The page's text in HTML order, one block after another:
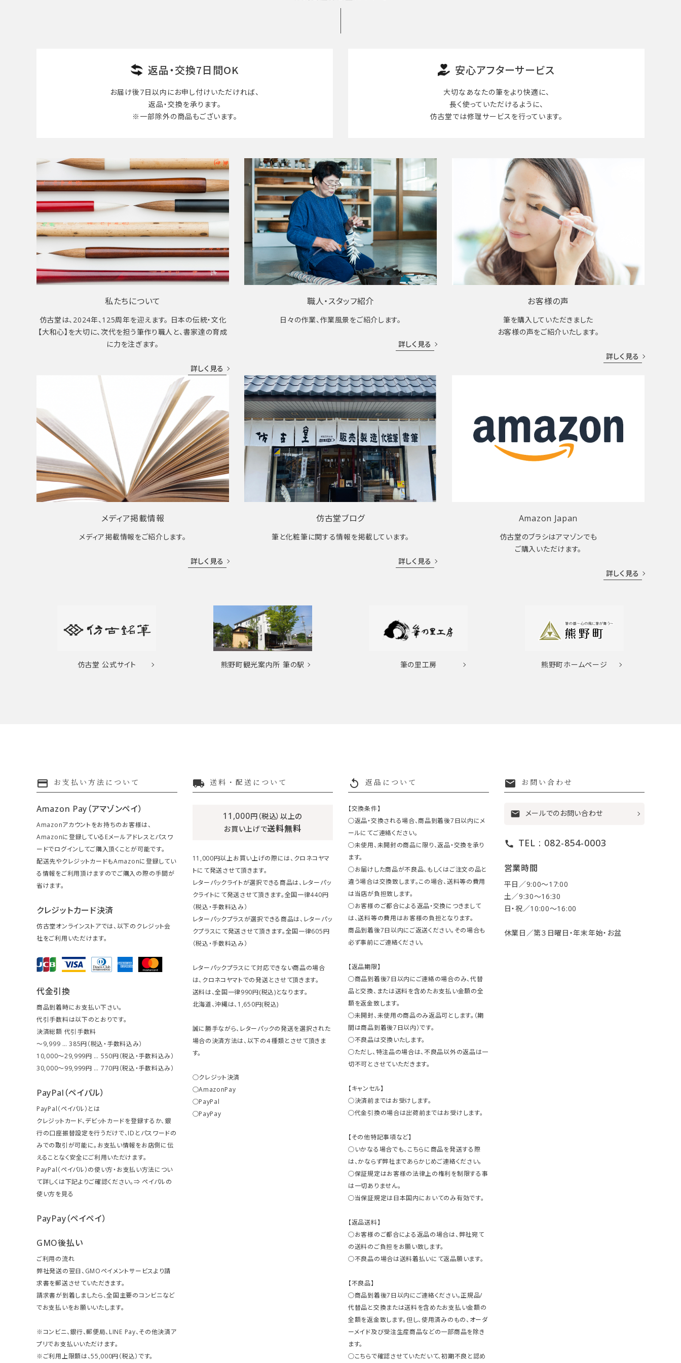
返品・交換7日間OK
お届け後7日以内にお申し付けいただければ、
返品・交換を承ります。
※一部除外の商品もございます。
安心アフターサービス
大切なあなたの筆をより快適に、
長く使って いただけるように、
仿古堂では修理サービスを行っています。
私たちについて
仿古堂は、2024年、125周年を迎えます。 日本の伝統・文化
【大和心】を大切に、次代を担う筆作り職人と、書家達の育成
に力を注ぎます。
詳しく見る
職人・スタッフ紹介
日々の作業、作業風景をご紹介します。
詳しく見る
お客様の声
筆を購入していただきました
お客様の声をご紹介いたします。
詳しく見る
メディア掲載情報
メディア掲載情報をご紹介します。
詳しく見る
仿古堂ブログ
筆と化粧筆に関する情報を掲載しています。
詳しく見る
Amazon Japan
仿古堂のブラシはアマゾンでも
ご購入いただけます。
詳しく見る
仿古堂 公式サイト 熊野町観光案内所 筆の駅 筆の里工房 熊野町ホームページ
payment お支払い方法について
Amazon Pay（アマゾンペイ）
Amazonアカウントをお持ちのお客様は、
Amazonに登録しているEメールアドレスとパスワ
ードでログインしてご購入頂くことが可能です。
配送先やクレジットカードもAmazonに登録してい
る情報をご利用頂けますのでご購入の際の手間が
省けます。
クレジットカード決済
仿古堂オンラインストアでは、以下のクレジット会
社をご利用いただけます。
代金引換
商品到着時にお支払い下さい。
代引手数料は以下のとおりです。
決済総額 代引手数料
～9,999 … 385円（税込・手数料込み）
10,000～29,999円 … 550円（税込・手数料込み）
30,000～99,999円 … 770円（税込・手数料込み）
PayPal（ペイパル）
PayPal（ペイパル）とは
クレジットカード、デビットカードを登録するか、銀
行の口座振替設定を行うだけで、IDとパスワードの
みでの取引が可能に。お支払い情報をお店側に伝
えることなく安全にご利用いただけます。
PayPal（ペイパル）の使い方・お支払い方法につい
て詳しくは下記よりご確認ください。⇒ ペイパルの
使い方を見る
PayPay（ペイペイ）
GMO後払い
ご利用の流れ
弊社発送の翌日、GMOペイメントサービスより請
求書を郵送させていただきます。
請求書が到着しましたら、全国主要のコンビニなど
でお支払いをお願いいたします。
※コンビニ、銀行、郵便局、LINE Pay、その他決済ア
プリでお支払いいただけます。
※ご利用上限額は、55,000円（税込）です。
local_shipping 送料・配送について
11,000円（税込）以上の
お買い上げで送料無料
11,000円以上お買い上げの際には、クロネコヤマ
トにて発送させて頂きます。
レターパックライトが選択できる商品は、レターパッ
クライトにて発送させて頂きます。全国一律440円
（税込・手数料込み）
レターパックプラスが選択できる商品は、レターパッ
クプラスにて発送させて頂きます。全国一律605円
（税込・手数料込み）
レターパックプラスにて対応できない商品の場合
は、クロネコヤマトでの発送とさせて頂きます。
送料は、全国一律990円(税込)となります。
北海道、沖縄は、1,650円(税込)
誠に勝手ながら、レターパックの発送を選択された
場合の決済方法は、以下の４種類とさせて頂きま
す。
○クレジット決済
○AmazonPay
○PayPal
○PayPay
replay 返品について
【交換条件】
○返品・交換される場合、商品到着後7日以内にメ
ールにてご連絡ください。
○未使用、未開封の商品に限り、返品・交換を承り
ます。
○お届けした商品が不良品、もしくはご注文の品と
違う場合は交換致します。この場合、送料等の費用
は当店が負担致します。
○お客様のご都合による返品・交換につきまして
は、送料等の費用はお客様の負担となります。
商品到着後7日以内にご返送ください。その場合も
必ず事前にご連絡ください。
【返品期限】
○商品到着後7日以内にご連絡の場合のみ、代替
品と交換、または送料を含めたお支払い金額の全
額を返金致します。
○未開封、未使用の商品のみ返品可とします。（期
間は商品到着後7日以内）です。
○不良品は交換いたします。
○ただし、特注品の場合は、不良品以外の返品は一
切不可とさせていただきます。
【キャンセル】
○決済前まではお受けします。
○代金引換の場合は出荷前まではお受けします。
【その他特記事項など】
○いかなる場合でも、こちらに商品を発送する際
は、かならず弊社まであらかじめご連絡ください。
○保証規定はお客様の法律上の権利を制限する事
は一切ありません。
○当保証規定は日本国内においてのみ有効です。
【返品送料】
○お客様のご都合による返品の場合は、弊社宛て
の送料のご負担をお願い致します。
○不良品の場合は送料着払いにて返品願います。
【不良品】
○商品到着後7日以内にご連絡ください。正規品/
代替品と交換または送料を含めたお支払い金額の
全額を返金致します。但し、使用済みのもの、オーダ
ーメイド及び受注生産商品などの一部商品を除き
ます。
○こちらで確認させていただいて、初期不良と認め
mail お問い合わせ
mail メールでのお問い合わせ
call TEL : 082-854-0003
営業時間
平日／9:00〜17:00
土／9:30〜16:30
日・祝／10:00〜16:00
休業日／第３日曜日・年末年始・お盆